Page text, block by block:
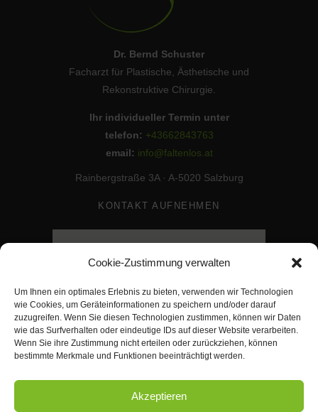
Cookie-Zustimmung verwalten
Um Ihnen ein optimales Erlebnis zu bieten, verwenden wir Technologien
wie Cookies, um Geräteinformationen zu speichern und/oder darauf
zuzugreifen. Wenn Sie diesen Technologien zustimmen, können wir Daten
wie das Surfverhalten oder eindeutige IDs auf dieser Website verarbeiten.
Wenn Sie ihre Zustimmung nicht erteilen oder zurückziehen, können
bestimmte Merkmale und Funktionen beeinträchtigt werden.
Akzeptieren
Dr. Bernd Schuster
Facharzt für Plastische, Ästhetische und
Rekonstruktive Chirurgie.
Ihr individueller Termin unter
telefon: +43662843763
email: info@faltenlos.at
Rainbergstraße 3A · A-5020 Salzburg
KONTAKT AUFNEHMEN